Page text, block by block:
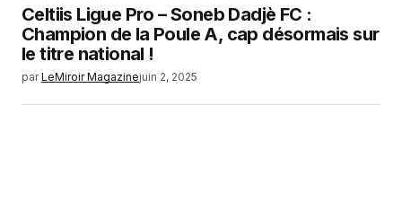
Celtiis Ligue Pro – Soneb Dadjè FC :
Champion de la Poule A, cap désormais sur
le titre national !
par LeMiroir Magazinejuin 2, 2025